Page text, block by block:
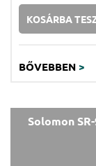
KOSÁRBA
BŐVEBBEN >
Solomon